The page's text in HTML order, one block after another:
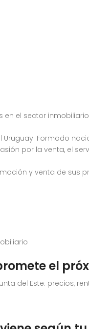
el sector
Formado
por la venta, el
y venta de sus
el
del Este: precios,